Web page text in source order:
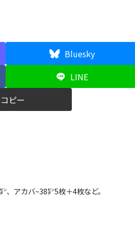
Bluesky
LINE
コピー
アカバ~38㌢5枚＋4枚など。